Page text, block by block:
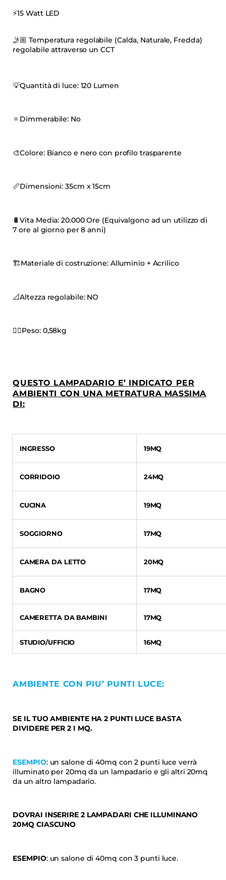
⚡️15Watt LED
🤳🏼 Temperatura regolabile (Calda, Naturale, Fredda)
regolabile attraverso un CCT
💡Quantità di luce: 120 Lumen
🔅 Dimmerabile: No
🎨Colore: Bianco e nero con profilo trasparente
📏Dimensioni: 35cm x 15cm
🔋Vita Media: 20.000 Ore (Equivalgono ad un utilizzo di
7 ore al giorno per 8 anni)
🏗Materiale di costruzione: Alluminio + Acrilico
📐Altezza regolabile: NO
🏋🏻Peso: 0,58kg
QUESTO LAMPADARIO E’ INDICATO PER
AMBIENTI CON UNA METRATURA MASSIMA
DI:
INGRESSO 19MQ
CORRIDOIO 24MQ
CUCINA 19MQ
SOGGIORNO 17MQ
CAMERA DA LETTO 20MQ
BAGNO 17MQ
CAMERETTA DA BAMBINI 17MQ
STUDIO/UFFICIO 16MQ
AMBIENTE CON PIU’ PUNTI LUCE:
SE IL TUO AMBIENTE HA 2 PUNTI LUCE BASTA
DIVIDERE PER 2 I MQ.
ESEMPIO: un salone di 40mq con 2 punti luce verrà
illuminato per 20mq da un lampadario e gli altri 20mq
da un altro lampadario.
DOVRAI INSERIRE 2 LAMPADARI CHE ILLUMINANO
20MQ CIASCUNO
ESEMPIO: un salone di 40mq con 3 punti luce.